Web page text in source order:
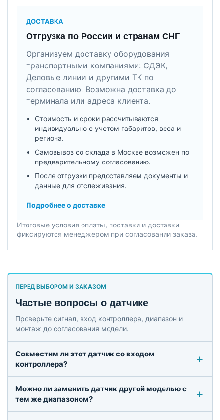
ДОСТАВКА
Отгрузка по России и странам СНГ
Организуем доставку оборудования
транспортными компаниями: СДЭК,
Деловые линии и другими ТК по
согласованию. Возможна доставка до
терминала или адреса клиента.
Стоимость и сроки рассчитываются
индивидуально с учетом габаритов, веса и
региона.
Самовывоз со склада в Москве возможен по
предварительному согласованию.
После отгрузки предоставляем документы и
данные для отслеживания.
Подробнее о доставке
Итоговые условия оплаты, поставки и доставки
фиксируются менеджером при согласовании заказа.
ПЕРЕД ВЫБОРОМ И ЗАКАЗОМ
Частые вопросы о датчике
Проверьте сигнал, вход контроллера, диапазон и
монтаж до согласования модели.
Совместим ли этот датчик со входом
контроллера?
Можно ли заменить датчик другой моделью с
тем же диапазоном?